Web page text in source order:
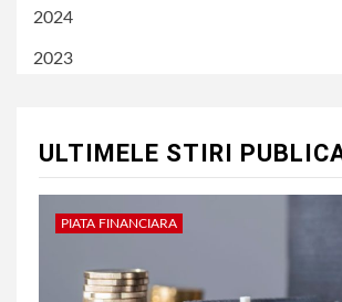
2024
2023
ULTIMELE STIRI
PIATA FINANCIARA